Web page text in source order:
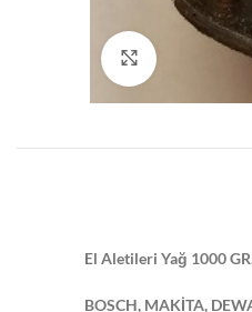
Click to
El Aletileri Yağ 1000
BOSCH, MAKİTA,